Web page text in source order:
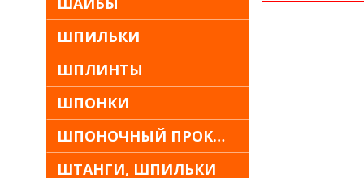
ШПИЛЬКИ
ШПЛИНТЫ
ШПОНКИ
ШПОНОЧНЫЙ ПРОКАТ
ШТАНГИ, ШПИЛЬКИ